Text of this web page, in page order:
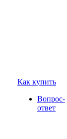
Как купить
Вопрос-
ответ